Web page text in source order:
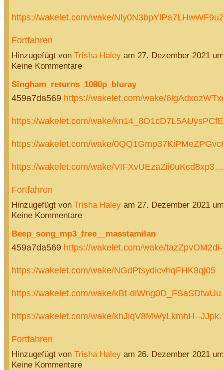
https://wakelet.com/wake/
Fortfahren
Hinzugefügt von Trisha Haleyam 27. Dezember 2021
Keine Kommentare
Singham_returns_1080p_bluray
459a7da569 https://wakelet.com/wake/
https://wakelet.com/wake/kn14_8O1cD7L5AUysPCfE
https://wakelet.com/wake/
https://wakelet.com/wake/VIFXvUEzaZii0uKcd8xp3…
Fortfahren
Hinzugefügt von Trisha Haleyam 27. Dezember 2021
Keine Kommentare
Beep_song_mp3_free__masstamilan
459a7da569 https://wakelet.com/wake/
https://wakelet.com/wake/NGdPtsydicvhqFHK8qj05
https://wakelet.com/wake/kBt-diWng0D_FSaSDtwUu
https://wakelet.com/wake/khJiqV8MWyLkmhH--
Fortfahren
Hinzugefügt von Trisha Haleyam 26. Dezember 2021
Keine Kommentare